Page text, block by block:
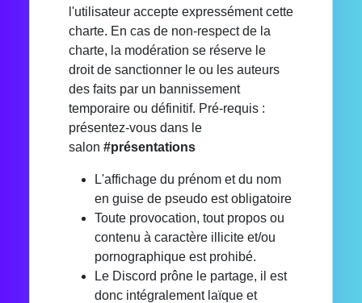
l'utilisateur accepte expressément cette
charte. En cas de non-respect de la
charte, la modération se réserve le
droit de sanctionner le ou les auteurs
des faits par un bannissement
temporaire ou définitif. Pré-requis :
présentez-vous dans le
salon #présentations
L'affichage du prénom et du nom
en guise de pseudo est obligatoire
Toute provocation, tout propos ou
contenu à caractère illicite et/ou
pornographique est prohibé.
Le Discord prône le partage, il est
donc intégralement laïque et